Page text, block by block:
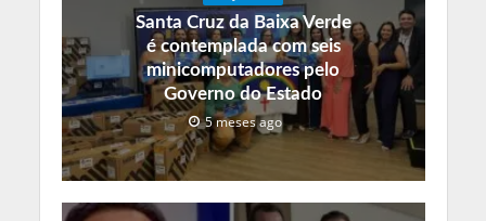
Santa Cruz da Baixa Verde
é contemplada com seis
minicomputadores pelo
Governo do Estado
5 meses ago